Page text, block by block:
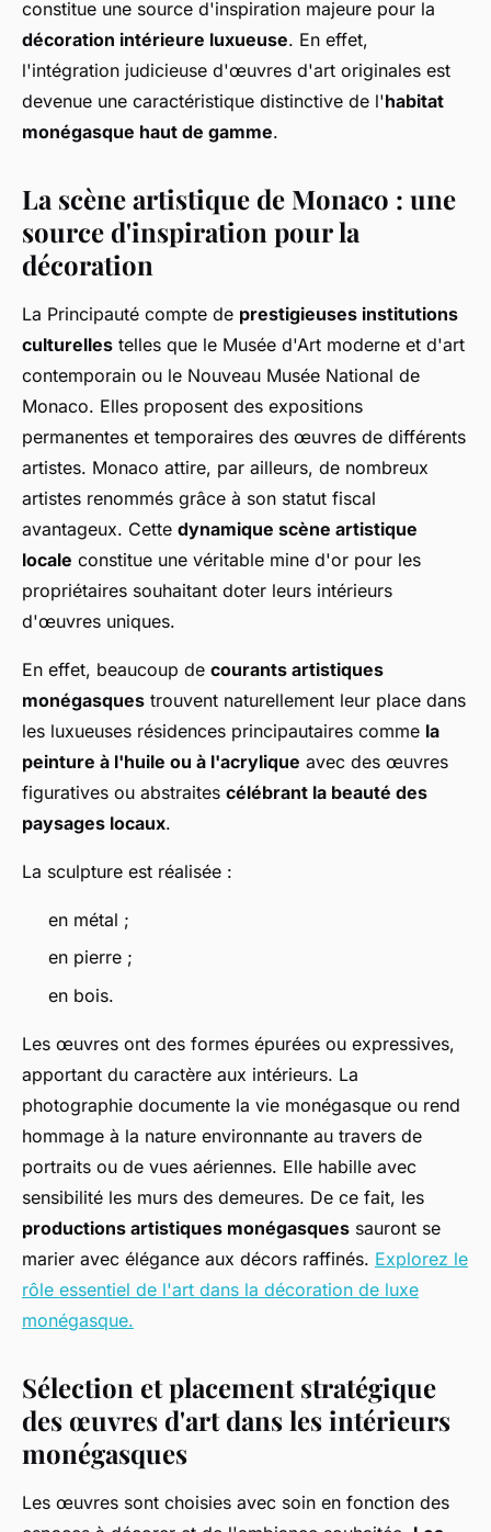
constitue une source d'inspiration majeure pour la
décoration intérieure luxueuse. En effet,
l'intégration judicieuse d'œuvres d'art originales est
devenue une caractéristique distinctive de l'habitat
monégasque haut de gamme.
La scène artistique de Monaco : une
source d'inspiration pour la
décoration
La Principauté compte de prestigieuses institutions
culturelles telles que le Musée d'Art moderne et d'art
contemporain ou le Nouveau Musée National de
Monaco. Elles proposent des expositions
permanentes et temporaires des œuvres de différents
artistes. Monaco attire, par ailleurs, de nombreux
artistes renommés grâce à son statut fiscal
avantageux. Cette dynamique scène artistique
locale constitue une véritable mine d'or pour les
propriétaires souhaitant doter leurs intérieurs
d'œuvres uniques.
En effet, beaucoup de courants artistiques
monégasques trouvent naturellement leur place dans
les luxueuses résidences principautaires comme la
peinture à l'huile ou à l'acrylique avec des œuvres
figuratives ou abstraites célébrant la beauté des
paysages locaux.
La sculpture est réalisée :
en métal ;
en pierre ;
en bois.
Les œuvres ont des formes épurées ou expressives,
apportant du caractère aux intérieurs. La
photographie documente la vie monégasque ou rend
hommage à la nature environnante au travers de
portraits ou de vues aériennes. Elle habille avec
sensibilité les murs des demeures. De ce fait, les
productions artistiques monégasques sauront se
marier avec élégance aux décors raffinés. Explorez le
rôle essentiel de l'art dans la décoration de luxe
monégasque.
Sélection et placement stratégique
des œuvres d'art dans les intérieurs
monégasques
Les œuvres sont choisies avec soin en fonction des